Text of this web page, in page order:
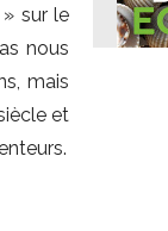
sur le
nous
mais
et